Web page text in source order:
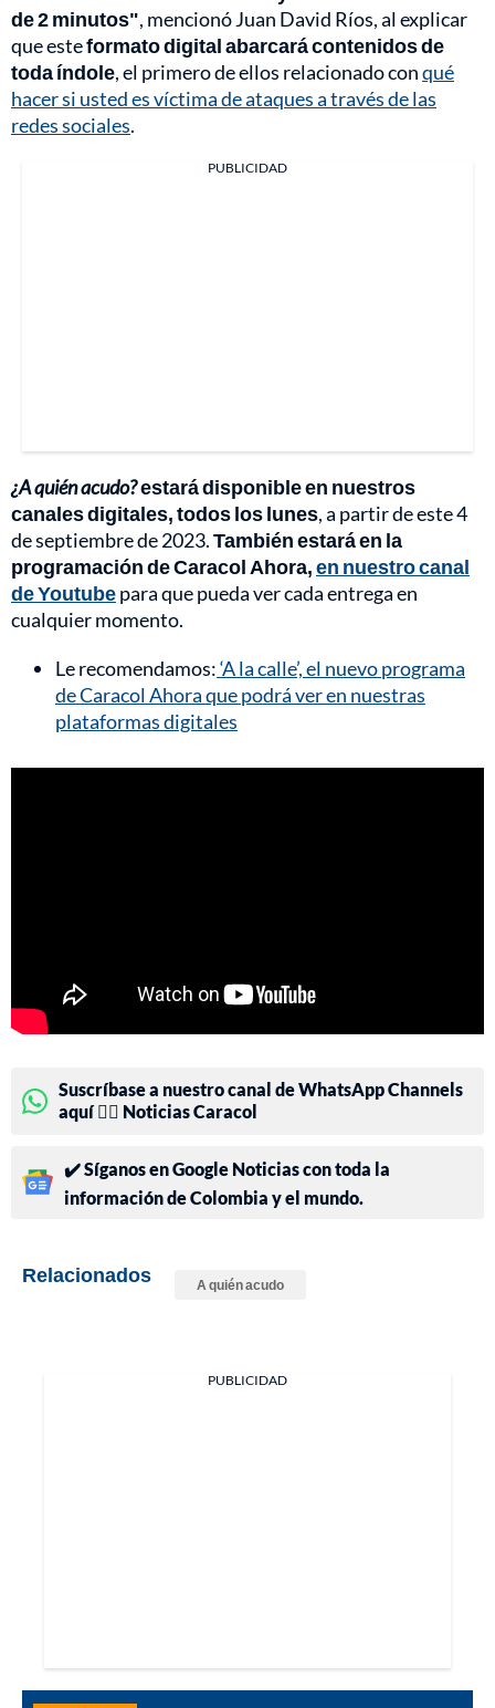
de 2 minutos", mencionó Juan David Ríos, al explicar
que esteformato digital abarcará contenidos de
toda índole, el primero de ellos relacionado conqué
hacer si usted es víctima de ataques a través de las
redes sociales.
PUBLICIDAD
¿A quién acudo?estará disponible en nuestros
canales digitales, todos los lunes, a partir de este 4
de septiembre de 2023.También estará en la
programación de Caracol Ahora,en nuestro canal
de Youtubepara que pueda ver cada entrega en
cualquier momento.
Le recomendamos:‘A la calle’, el nuevo programa
de Caracol Ahora que podrá ver en nuestras
plataformas digitales
Suscríbase a nuestro canal de WhatsApp Channels
aquí 👉🏻 Noticias Caracol
✔️ Síganos en Google Noticias con toda la
información de Colombia y el mundo.
Relacionados A quién acudo
PUBLICIDAD